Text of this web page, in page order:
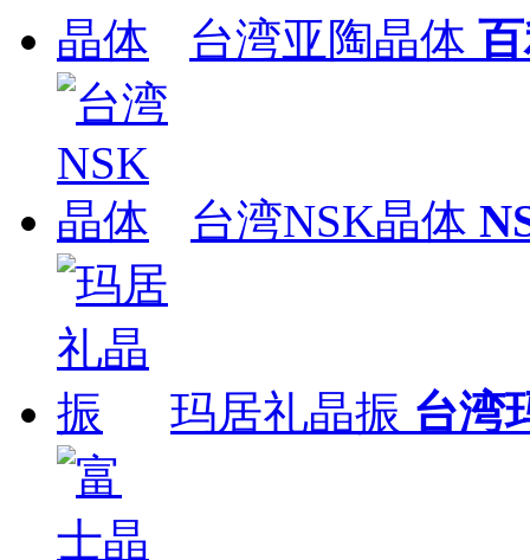
台湾亚陶晶体
台湾NSK晶体
玛居礼晶振 台湾